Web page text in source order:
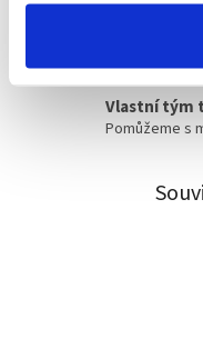
Individuální
Každý
Vlastní tým
Pomůžeme s